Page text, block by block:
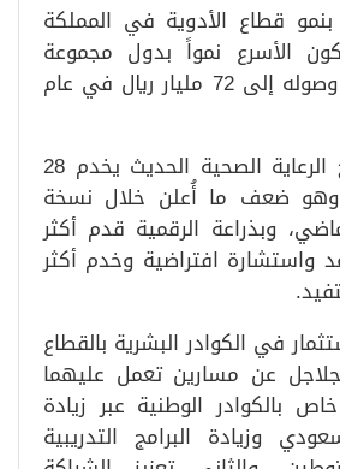
قطاع الأدوية في المملكة
ليكون الأسرع نمواً بدول مجموعة
العشرين، متوقعاً وصوله إلى 72 مليار ريال في عام
وكشف أن نموذج الرعاية الصحية الحديث يخدم 28
وهو ضعف ما أُعلن خلال نسخة
وبذراعة الرقمية قدم أكثر
موعد واستشارة افتراضية وخدم أكثر
في الكوادر البشرية بالقطاع
عن مسارين تعمل عليهما
بالكوادر الوطنية عبر زيادة
وزيادة البرامج التدريبية